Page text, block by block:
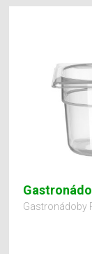
Gastronádoby